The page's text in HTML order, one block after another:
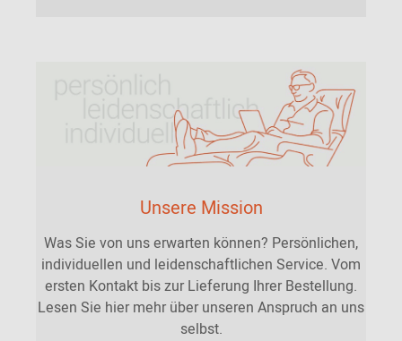
Unsere Mission
Was Sie von uns erwarten können? Persönlichen,
individuellen und leidenschaftlichen Service. Vom
ersten Kontakt bis zur Lieferung Ihrer Bestellung.
Lesen Sie hier mehr über unseren Anspruch an uns
selbst.